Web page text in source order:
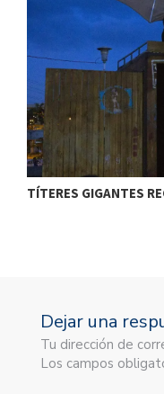
TÍTERES GIGANTES
Dejar una
Tu dirección de
Los campos